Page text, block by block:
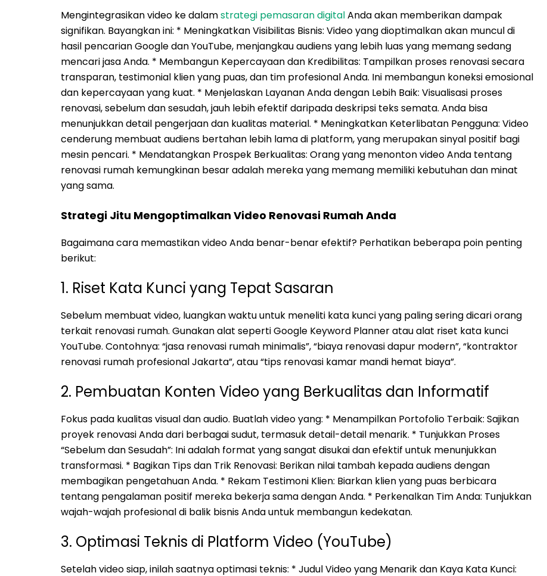
Mengintegrasikan video ke dalamstrategi pemasaran digitalAnda akan memberikan dampak
signifikan. Bayangkan ini: * Meningkatkan Visibilitas Bisnis: Video yang dioptimalkan akan muncul di
hasil pencarian Google dan YouTube, menjangkau audiens yang lebih luas yang memang sedang
mencari jasa Anda. * Membangun Kepercayaan dan Kredibilitas: Tampilkan proses renovasi secara
transparan, testimonial klien yang puas, dan tim profesional Anda. Ini membangun koneksi emosional
dan kepercayaan yang kuat. * Menjelaskan Layanan Anda dengan Lebih Baik: Visualisasi proses
renovasi, sebelum dan sesudah, jauh lebih efektif daripada deskripsi teks semata. Anda bisa
menunjukkan detail pengerjaan dan kualitas material. * Meningkatkan Keterlibatan Pengguna: Video
cenderung membuat audiens bertahan lebih lama di platform, yang merupakan sinyal positif bagi
mesin pencari. * Mendatangkan Prospek Berkualitas: Orang yang menonton video Anda tentang
renovasi rumah kemungkinan besar adalah mereka yang memang memiliki kebutuhan dan minat
yang sama.
Strategi Jitu Mengoptimalkan Video Renovasi Rumah Anda
Bagaimana cara memastikan video Anda benar-benar efektif? Perhatikan beberapa poin penting
berikut:
1. Riset Kata Kunci yang Tepat Sasaran
Sebelum membuat video, luangkan waktu untuk meneliti kata kunci yang paling sering dicari orang
terkait renovasi rumah. Gunakan alat seperti Google Keyword Planner atau alat riset kata kunci
YouTube. Contohnya: “jasa renovasi rumah minimalis”, “biaya renovasi dapur modern”, “kontraktor
renovasi rumah profesional Jakarta”, atau “tips renovasi kamar mandi hemat biaya”.
2. Pembuatan Konten Video yang Berkualitas dan Informatif
Fokus pada kualitas visual dan audio. Buatlah video yang: * Menampilkan Portofolio Terbaik: Sajikan
proyek renovasi Anda dari berbagai sudut, termasuk detail-detail menarik. * Tunjukkan Proses
“Sebelum dan Sesudah”: Ini adalah format yang sangat disukai dan efektif untuk menunjukkan
transformasi. * Bagikan Tips dan Trik Renovasi: Berikan nilai tambah kepada audiens dengan
membagikan pengetahuan Anda. * Rekam Testimoni Klien: Biarkan klien yang puas berbicara
tentang pengalaman positif mereka bekerja sama dengan Anda. * Perkenalkan Tim Anda: Tunjukkan
wajah-wajah profesional di balik bisnis Anda untuk membangun kedekatan.
3. Optimasi Teknis di Platform Video (YouTube)
Setelah video siap, inilah saatnya optimasi teknis: * Judul Video yang Menarik dan Kaya Kata Kunci: